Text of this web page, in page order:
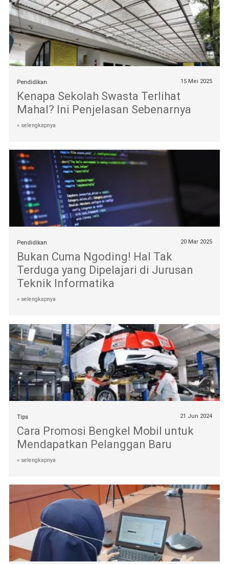
Pendidikan 15 Mei 2025
Kenapa Sekolah Swasta Terlihat
Mahal? Ini Penjelasan Sebenarnya
» selengkapnya
Pendidikan 20 Mar 2025
Bukan Cuma Ngoding! Hal Tak
Terduga yang Dipelajari di Jurusan
Teknik Informatika
» selengkapnya
Tips 21 Jun 2024
Cara Promosi Bengkel Mobil untuk
Mendapatkan Pelanggan Baru
» selengkapnya